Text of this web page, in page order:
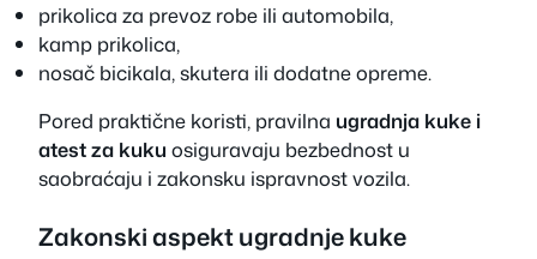
prikolica za prevoz robe ili automobila,
kamp prikolica,
nosač bicikala, skutera ili dodatne opreme.
Pored praktične koristi, pravilna ugradnja kuke i
atest za kuku osiguravaju bezbednost u
saobraćaju i zakonsku ispravnost vozila.
Zakonski aspekt ugradnje kuke